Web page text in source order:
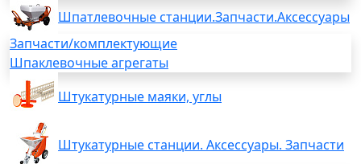
Шпатлевочные станции.Запчасти.Аксессуары
Запчасти/комплектующие
Шпаклевочные агрегаты
Штукатурные маяки, углы
Штукатурные станции. Аксессуары. Запчасти